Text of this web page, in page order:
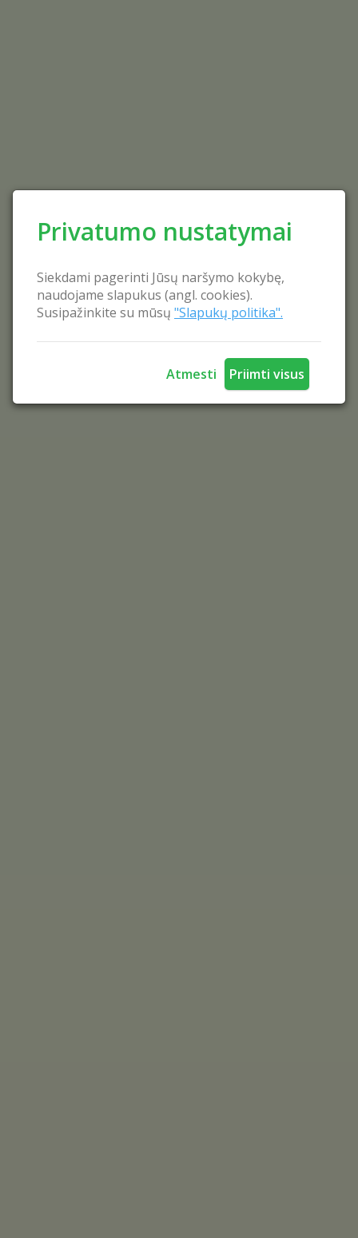
Privatumo nustatymai
Siekdami pagerinti Jūsų naršymo kokybę,
naudojame slapukus (angl. cookies).
Susipažinkite su mūsų "Slapukų politika".
Atmesti Priimti visus